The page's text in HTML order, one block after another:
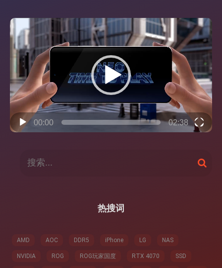
视
频
播
放
器
00:00 02:38
搜
索
热搜词
AMD AOC DDR5 iPhone LG NAS
NVIDIA ROG ROG玩家国度 RTX 4070 SSD